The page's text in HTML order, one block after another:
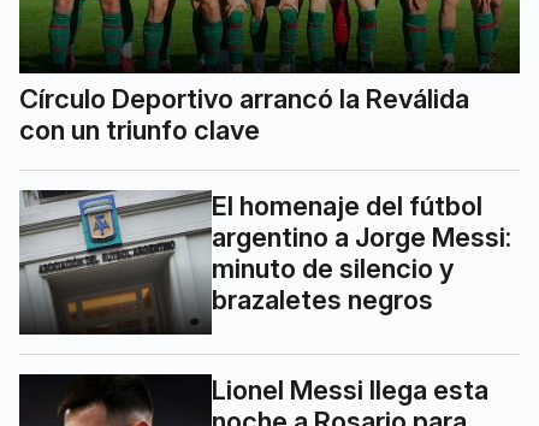
Círculo Deportivo arrancó la Reválida
con un triunfo clave
El homenaje del fútbol
argentino a Jorge Messi:
minuto de silencio y
brazaletes negros
Lionel Messi llega esta